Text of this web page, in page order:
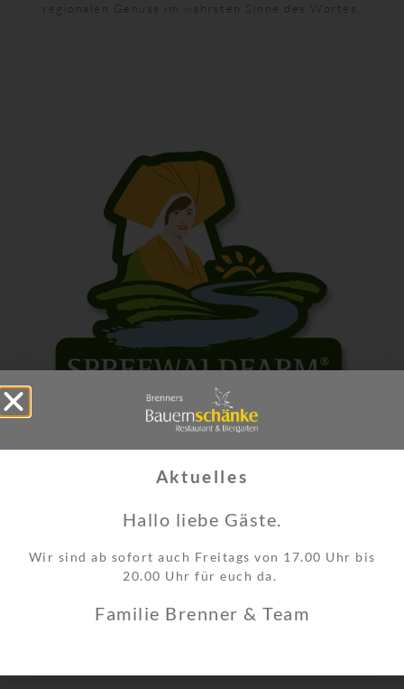
regionalen Genuss im wahrsten Sinne des Wortes.
Aktuelles
Hallo liebe Gäste.
Wir sind ab sofort auch Freitags von 17.00 Uhr bis
20.00 Uhr für euch da.
Familie Brenner & Team